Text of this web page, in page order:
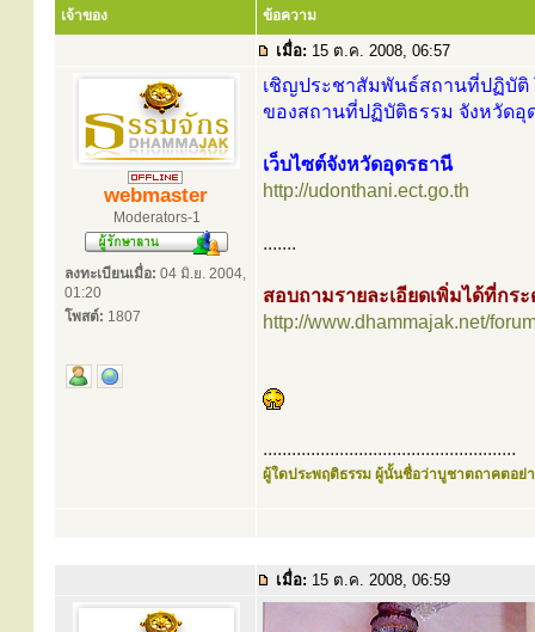
เจ้าของ ข้อความ
เมื่อ: 15 ต.ค. 2008, 06:57
webmaster
Moderators-1
ลงทะเบียนเมื่อ: 04 มิ.ย. 2004,
01:20
โพสต์: 1807
เชิญประชาสัมพันธ์สถานที่ปฏิบัติ
ของสถานที่ปฏิบัติธรรม จังหวัดอุ
เว็บไซต์จังหวัดอุดรธานี
http://udonthani.ect.go.th
.......
สอบถามรายละเอียดเพิ่มได้ที่กร
http://www.dhammajak.net/
.....................................................
ผู้ใดประพฤติธรรม ผู้นั้นชื่อว่าบูชาตถาคตอย่า
เมื่อ: 15 ต.ค. 2008, 06:59